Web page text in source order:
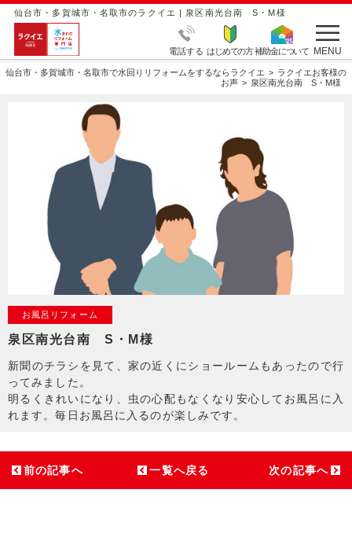
仙台市・多賀城市・名取市のラクイエ | 泉区南光台南 S・M様
電話する はじめての方補助金について MENU
仙台市・多賀城市・名取市で水回りリフォームをするならラクイエ
ラクイエお客様の
お声
泉区南光台南 S・M様
お風呂リフォーム
泉区南光台南 S・M様
新聞のチラシを見て、家の近くにショールームもあったので行
ってみました。
明るくきれいになり、虫の心配もなくなり安心してお風呂に入
れます。毎日お風呂に入るのが楽しみです。
前の記事へ 一覧へ戻る 次の記事へ